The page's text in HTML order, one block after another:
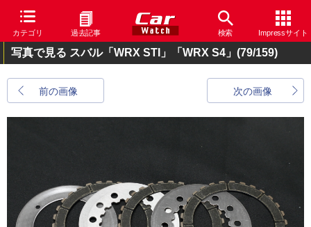
カテゴリ 過去記事 検索 Impressサイト
写真で見る スバル「WRX STI」「WRX S4」 (79/159)
前の画像 次の画像